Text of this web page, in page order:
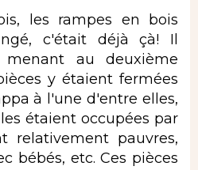
les rampes en bois
c'était déjà çà! Il
au deuxième
y étaient fermées
à l'une d'entre elles,
étaient occupées par
relativement pauvres,
bébés, etc. Ces pièces